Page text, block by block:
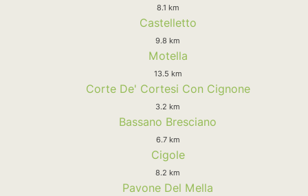
8.1 km
Castelletto
9.8 km
Motella
13.5 km
Corte De' Cortesi Con Cignone
3.2 km
Bassano Bresciano
6.7 km
Cigole
8.2 km
Pavone Del Mella